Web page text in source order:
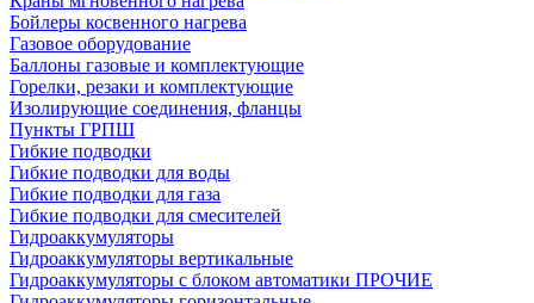
Бойлеры косвенного нагрева
Газовое оборудование
Баллоны газовые и комплектующие
Горелки, резаки и комплектующие
Изолирующие соединения, фланцы
Пункты ГРПШ
Гибкие подводки
Гибкие подводки для воды
Гибкие подводки для газа
Гибкие подводки для смесителей
Гидроаккумуляторы
Гидроаккумуляторы вертикальные
Гидроаккумуляторы с блоком автоматики ПРОЧИЕ